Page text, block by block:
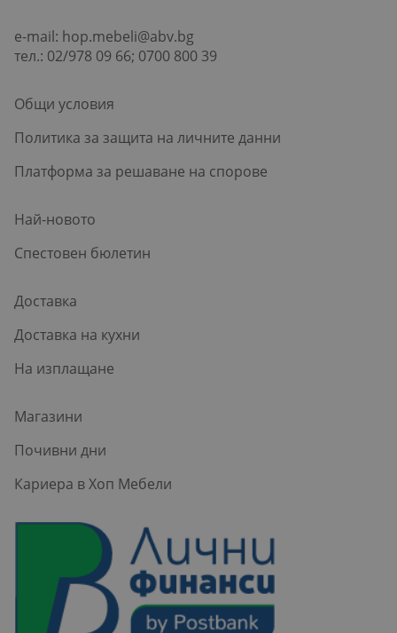
e-mail: hop.mebeli@abv.bg
тел.: 02/978 09 66; 0700 800 39
Общи условия
Политика за защита на личните данни
Платформа за решаване на спорове
Най-новото
Спестовен бюлетин
Доставка
Доставка на кухни
На изплащане
Магазини
Почивни дни
Кариера в Хоп Мебели